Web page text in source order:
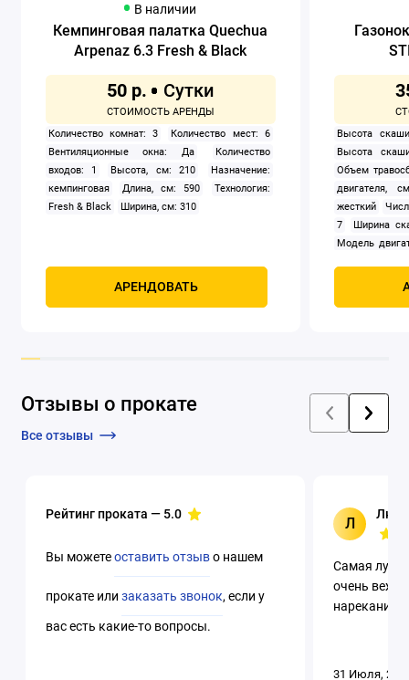
В наличии
Кемпинговая палатка Quechua
Arpenaz 6.3 Fresh & Black
50 р.
Количество комнат: 3
Количество мест: 6
Вентиляционные окна: Да
Количество
входов: 1
Высота, см: 210
Назначение:
кемпинговая
Длина, см: 590
Технология:
Fresh & Black
Ширина, см: 310
АРЕНДОВАТЬ
Высота
Высота
Объем
двигателя,
жесткий
7
Ширина
Модель
Мощность,
Отзывы о прокате
Все отзывы
Рейтинг проката — 5.0
Вы можетеоставить отзыво нашем
прокате илизаказать звонок, если у
вас есть какие-то вопросы.
Л
Самая
очень
нареканий.
31 Июля,